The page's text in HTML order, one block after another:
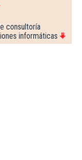
consultoría
informáticas